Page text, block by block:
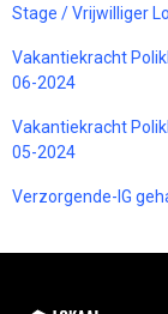
Stage / Vrijwilliger
Vakantiekracht
06-2024
Vakantiekracht
05-2024
Verzorgende-IG